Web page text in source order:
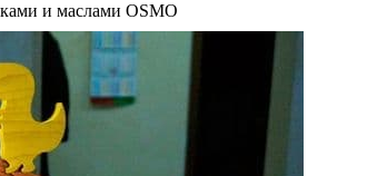
и маслами OSMO